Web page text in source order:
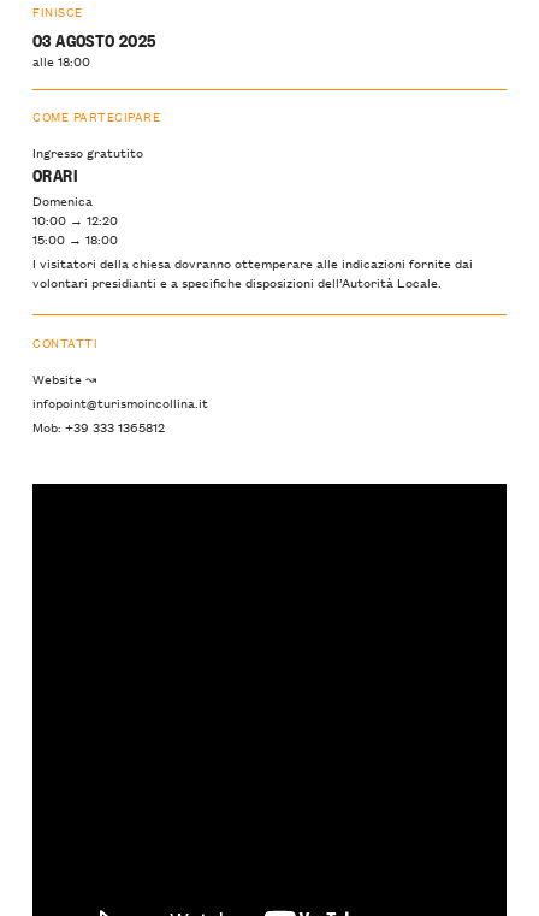
FINISCE
03 AGOSTO 2025
alle 18:00
COME PARTECIPARE
Ingresso gratutito
ORARI
Domenica
10:00 → 12:20
15:00 → 18:00
I visitatori della chiesa dovranno ottemperare alle indicazioni fornite dai
volontari presidianti e a specifiche disposizioni dell’Autorità Locale.
CONTATTI
Website ↝
infopoint@turismoincollina.it
Mob: +39 333 1365812